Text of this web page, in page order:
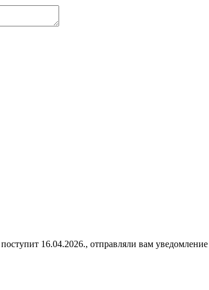
16.04.2026., отправляли вам